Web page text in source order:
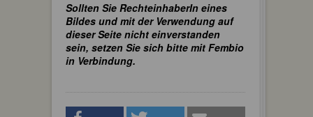
Sollten Sie RechteinhaberIn eines
Bildes und mit der Verwendung auf
dieser Seite nicht einverstanden
sein, setzen Sie sich bitte mit Fembio
in Verbindung.